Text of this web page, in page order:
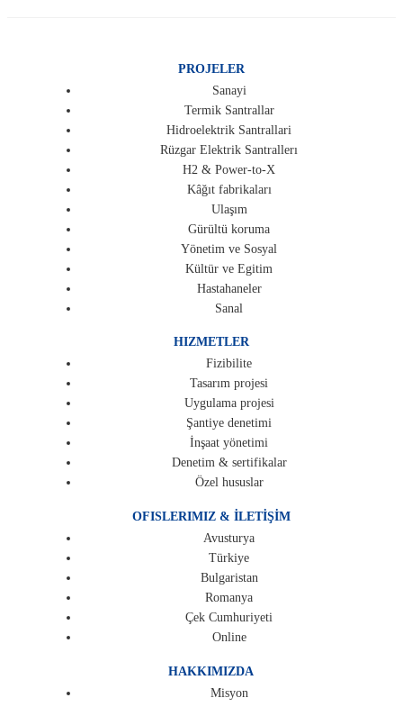
PROJELER
Sanayi
Termik Santrallar
Hidroelektrik Santrallari
Rüzgar Elektrik Santrallerı
H2 & Power-to-X
Kâğıt fabrikaları
Ulaşım
Gürültü koruma
Yönetim ve Sosyal
Kültür ve Egitim
Hastahaneler
Sanal
HIZMETLER
Fizibilite
Tasarım projesi
Uygulama projesi
Şantiye denetimi
İnşaat yönetimi
Denetim & sertifikalar
Özel hususlar
OFISLERIMIZ & İLETİŞİM
Avusturya
Türkiye
Bulgaristan
Romanya
Çek Cumhuriyeti
Online
HAKKIMIZDA
Misyon